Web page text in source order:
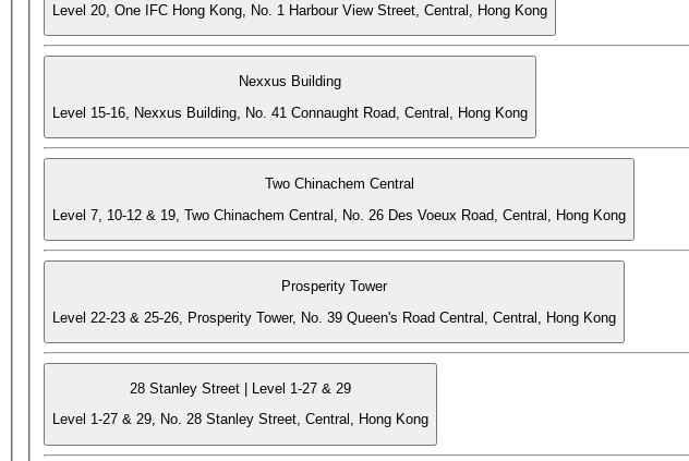
Level 20, One IFC Hong Kong, No. 1 Harbour View Street, Central, Hong Kong
Nexxus Building
Level 15-16, Nexxus Building, No. 41 Connaught Road, Central, Hong Kong
Two Chinachem Central
Level 7, 10-12 & 19, Two Chinachem Central, No. 26 Des Voeux Road, Central, Hong Kong
Prosperity Tower
Level 22-23 & 25-26, Prosperity Tower, No. 39 Queen's Road Central, Central, Hong Kong
28 Stanley Street | Level 1-27 & 29
Level 1-27 & 29, No. 28 Stanley Street, Central, Hong Kong